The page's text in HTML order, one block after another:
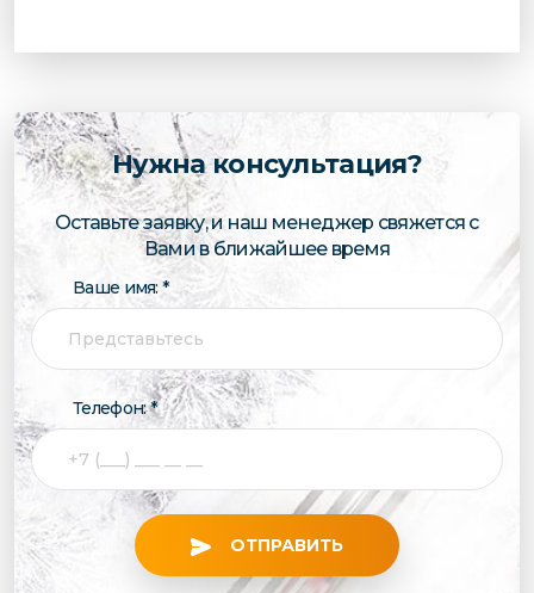
Нужна консультация?
Оставьте заявку, и наш менеджер свяжется с
Вами в ближайшее время
Ваше имя: *
Телефон: *
ОТПРАВИТЬ